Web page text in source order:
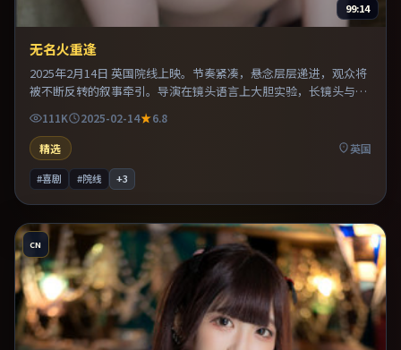
99:14
无名火重逢
2025年2月14日 英国院线上映。节奏紧凑，悬念层层递进，观众将
被不断反转的叙事牵引。导演在镜头语言上大胆实验，长镜头与特
写交替强化压迫感。片尾留白意味深长，值得二刷细品台词与构
图。
111K 2025-02-14
6.8
精选
英国
#喜剧 #院线 +3
CN